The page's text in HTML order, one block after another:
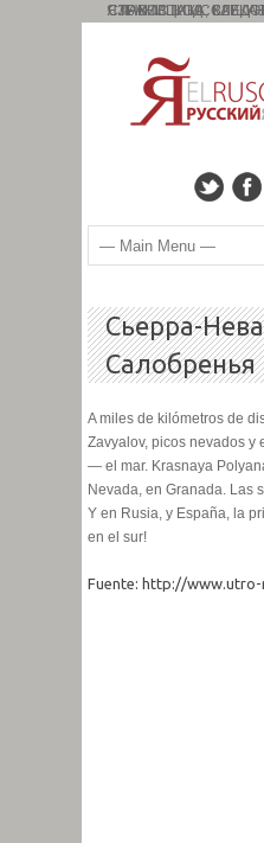
СТРАНИЦА ИССЛЕДОВАТЕЛЬСКОЙ ГРУППЫ: СЛАВИСТИКА,
Сьерра-
Салобренья
A miles de kilómetros de
Zavyalov, picos nevados y
— el mar. Krasnaya
Nevada, en Granada. Las
Y en Rusia, y España, la
en el sur!
Fuente: http://www.utro-